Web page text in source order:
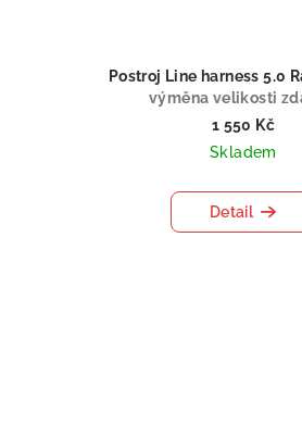
Postroj Line harness 5.0
výměna velikosti
1 550 Kč
Skladem
Detail